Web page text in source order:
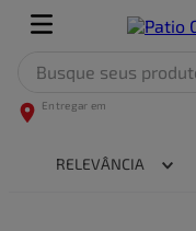
RELEVÂNCIA
TERMOS MAIS